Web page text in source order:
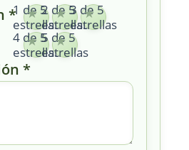
*1 de 5
estrellas
2 de 5
estrellas
3 de 5
estrellas
4 de 5
estrellas
5 de 5
estrellas
*